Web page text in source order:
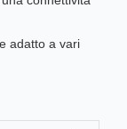
adatto a vari